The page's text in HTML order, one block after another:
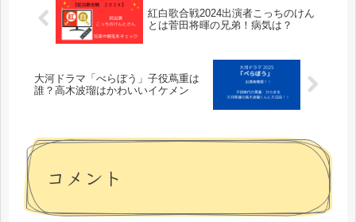
紅白歌合戦2024出演者こっちのけん
とは菅田将暉の兄弟！病気は？
大河ドラマ「べらぼう」子役蔦重は
誰？高木波瑠はかわいいイケメン
コメント